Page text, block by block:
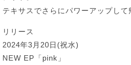
テキサスでさらにパワーアップし
リリース
2024年3月20日(祝水)
NEW EP「pink」